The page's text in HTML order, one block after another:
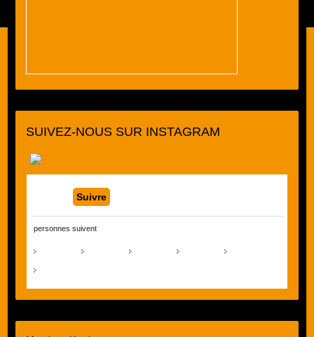
SUIVEZ-NOUS SUR INSTAGRAM
Suivre
personnes suivent